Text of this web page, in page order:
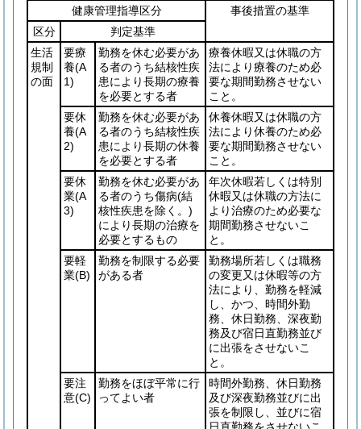
健康管理指導区分
事後措置の基準
区分
判定基準
生活
規制
の面
要療
養(A
1)
勤務を休む必要があ
る者のうち結核性疾
患により長期の療養
を必要とする者
療養休暇又は休職の方
法により療養のため必
要な期間勤務させない
こと。
要休
養(A
2)
勤務を休む必要があ
る者のうち結核性疾
患により長期の休養
を必要とする者
休養休暇又は休職の方
法により休養のため必
要な期間勤務させない
こと。
要休
業(A
3)
勤務を休む必要があ
る者のうち傷病(結
核性疾患を除く。)
により長期の治療を
必要とするもの
年次休暇若しくは特別
休暇又は休職の方法に
より治療のため必要な
期間勤務させないこ
と。
要軽
業(B)
勤務を制限する必要
がある者
勤務場所若しくは職務
の変更又は休暇等の方
法により、勤務を軽減
し、かつ、時間外勤
務、休日勤務、深夜勤
務及び宿日直勤務並び
に出張をさせないこ
と。
要注
意(C)
勤務をほぼ平常に行
ってよい者
時間外勤務、休日勤務
及び深夜勤務並びに出
張を制限し、並びに宿